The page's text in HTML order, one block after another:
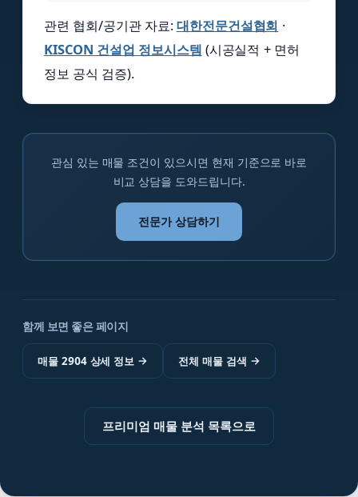
관련 협회/공기관 자료:대한전문건설협회 ·
KISCON 건설업 정보시스템 (시공실적 + 면허
정보 공식 검증).
관심 있는 매물 조건이 있으시면 현재 기준으로 바로
비교 상담을 도와드립니다.
전문가 상담하기
함께 보면 좋은 페이지
매물 2904 상세 정보 → 전체 매물 검색 →
프리미엄 매물 분석 목록으로